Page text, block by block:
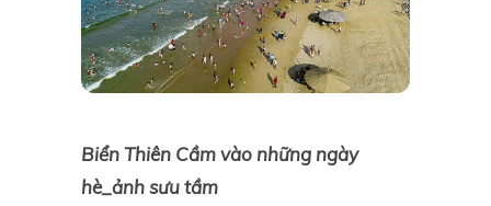
Biển Thiên Cầm vào những ngày
hè_ảnh sưu tầm